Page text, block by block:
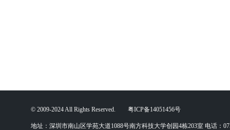
© 2009-2024 All Rights Reserved. 粤ICP备14051456号
地址：深圳市南山区学苑大道1088号南方科技大学创园4栋203室 电话：